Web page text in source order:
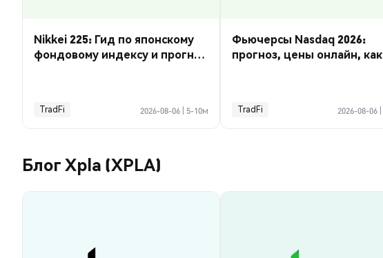
Nikkei 225: Гид по японскому
фондовому индексу и прогноз
TradFi 2026-08-06 5-10м
Фьючерсы Nasdaq 2026:
прогноз, цены онлайн, как
TradFi 2026-08-06
Блог Xpla (XPLA)